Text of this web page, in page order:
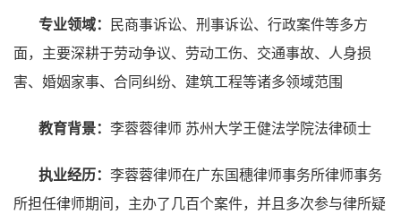
专业领域：
民商事诉讼、刑事诉讼、行政案件等多方
面，主要深耕于劳动争议、劳动工伤、交通事故、人身损
害、婚姻家事、合同纠纷、建筑工程等诸多领域范围
教育背景： 李蓉蓉律师 苏州大学王健法学院法律硕士
执业经历： 李蓉蓉律师在广东国穗律师事务所律师事务
所担任律师期间，主办了几百个案件，并且多次参与律所疑